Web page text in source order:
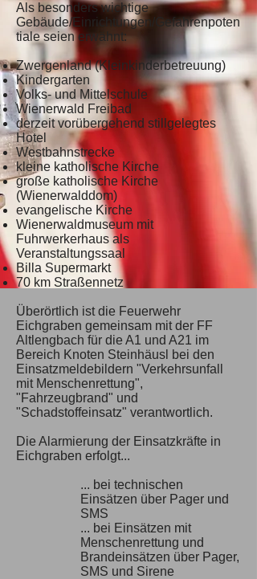
Als besonders wichtige
Gebäude/Einrichtungen/Gefahrenpoten
tiale seien erwähnt:
Zwergenland (Kleinkinderbetreuung)
Kindergarten
Volks- und Mittelschule
Wienerwald Freibad
derzeit vorübergehend stillgelegtes
Hotel
Westbahnstrecke
kleine katholische Kirche
große katholische Kirche
(Wienerwalddom)
evangelische Kirche
Wienerwaldmuseum mit
Fuhrwerkerhaus als
Veranstaltungssaal
Billa Supermarkt
70 km Straßennetz
Überörtlich ist die Feuerwehr
Eichgraben gemeinsam mit der FF
Altlengbach für die A1 und A21 im
Bereich Knoten Steinhäusl bei den
Einsatzmeldebildern "Verkehrsunfall
mit Menschenrettung",
"Fahrzeugbrand" und
"Schadstoffeinsatz" verantwortlich.
Die Alarmierung der Einsatzkräfte in
Eichgraben erfolgt...
... bei technischen
Einsätzen über Pager und
SMS
... bei Einsätzen mit
Menschenrettung und
Brandeinsätzen über Pager,
SMS und Sirene